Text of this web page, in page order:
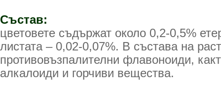
Състав:
цветовете съдържат около 0,2-0,5%
листата – 0,02-0,07%. В състава на
противовъзпалителни флавоноиди,
алкалоиди и горчиви вещества.